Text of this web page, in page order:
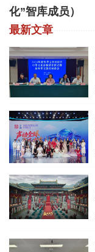
化”智库成员）
最新文章